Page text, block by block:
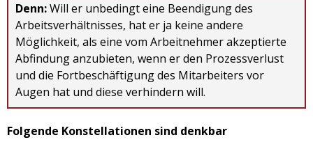
Denn:Will er unbedingt eine Beendigung des
Arbeitsverhältnisses, hat er ja keine andere
Möglichkeit, als eine vom Arbeitnehmer akzeptierte
Abfindung anzubieten, wenn er den Prozessverlust
und die Fortbeschäftigung des Mitarbeiters vor
Augen hat und diese verhindern will.
Folgende Konstellationen sind denkbar